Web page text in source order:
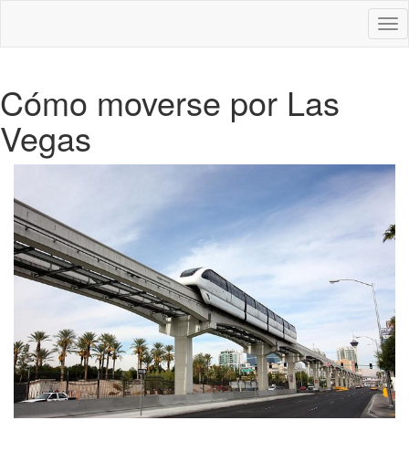
Cómo moverse por Las
Vegas